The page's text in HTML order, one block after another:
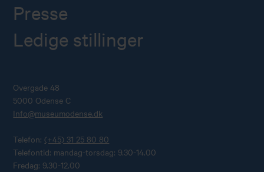
Presse
Ledige stillinger
Overgade 48
5000 Odense C
Info@museumodense.dk
Telefon: (+45) 31 25 80 80
Telefontid: mandag-torsdag: 9.30-14.00
Fredag: 9.30-12.00